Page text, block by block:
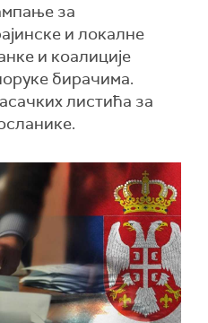
за
и локалне
и коалиције
бирачима.
листића за